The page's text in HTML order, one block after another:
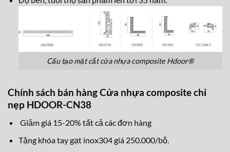
Cấu tạo mặt cắt cửa nhựa composite Hdoor®
Chính sách bán hàng Cửa nhựa composite chỉ
nẹp HDOOR-CN38
Giảm giá 15-20% tất cả các đơn hàng
Tặng khóa tay gạt inox304 giá 250.000/bộ.